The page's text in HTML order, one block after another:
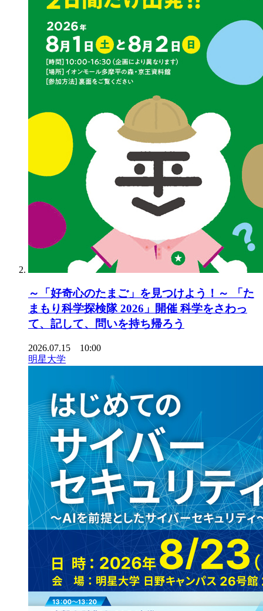
～「好奇心のたまご」を見つけよう！～ 「た
まもり科学探検隊 2026」開催 科学をさわっ
て、記して、問いを持ち帰ろう
2026.07.15 10:00
明星大学